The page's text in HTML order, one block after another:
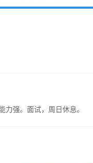
力强。面试，周日休息。